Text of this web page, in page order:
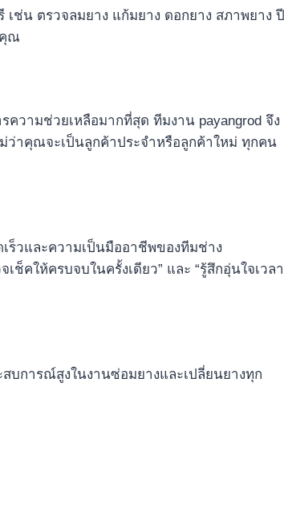
เช่น ตรวจลมยาง แก้มยาง ดอกยาง สภาพยาง ปี
คุณ
ความช่วยเหลือมากที่สุด ทีมงาน payangrod จึง
ว่าคุณจะเป็นลูกค้าประจำหรือลูกค้าใหม่ ทุกคน
ร็วและความเป็นมืออาชีพของทีมช่าง
เช็คให้ครบจบในครั้งเดียว” และ “รู้สึกอุ่นใจเวลา
บการณ์สูงในงานซ่อมยางและเปลี่ยนยางทุก